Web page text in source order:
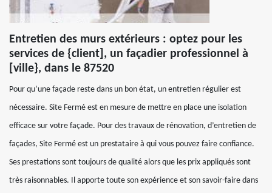
Entretien des murs extérieurs : optez pour les
services de {client], un façadier professionnel à
[ville}, dans le 87520
Pour qu’une façade reste dans un bon état, un entretien régulier est
nécessaire. Site Fermé est en mesure de mettre en place une isolation
efficace sur votre façade. Pour des travaux de rénovation, d’entretien de
façades, Site Fermé est un prestataire à qui vous pouvez faire confiance.
Ses prestations sont toujours de qualité alors que les prix appliqués sont
très raisonnables. Il apporte toute son expérience et son savoir-faire dans